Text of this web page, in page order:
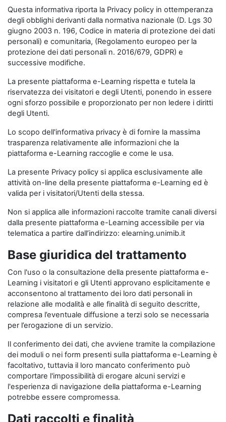
Questa informativa riporta la Privacy policy in ottemperanza
degli obblighi derivanti dalla normativa nazionale (D. Lgs 30
giugno 2003 n. 196, Codice in materia di protezione dei dati
personali) e comunitaria, (Regolamento europeo per la
protezione dei dati personali n. 2016/679, GDPR) e
successive modifiche.
La presente piattaforma e-Learning rispetta e tutela la
riservatezza dei visitatori e degli Utenti, ponendo in essere
ogni sforzo possibile e proporzionato per non ledere i diritti
degli Utenti.
Lo scopo dell'informativa privacy è di fornire la massima
trasparenza relativamente alle informazioni che la
piattaforma e-Learning raccoglie e come le usa.
La presente Privacy policy si applica esclusivamente alle
attività on-line della presente piattaforma e-Learning ed è
valida per i visitatori/Utenti della stessa.
Non si applica alle informazioni raccolte tramite canali diversi
dalla presente piattaforma e-Learning accessibile per via
telematica a partire dall’indirizzo: elearning.unimib.it
Base giuridica del trattamento
Con l'uso o la consultazione della presente piattaforma e-
Learning i visitatori e gli Utenti approvano esplicitamente e
acconsentono al trattamento dei loro dati personali in
relazione alle modalità e alle finalità di seguito descritte,
compresa l’eventuale diffusione a terzi solo se necessaria
per l’erogazione di un servizio.
Il conferimento dei dati, che avviene tramite la compilazione
dei moduli o nei form presenti sulla piattaforma e-Learning è
facoltativo, tuttavia il loro mancato conferimento può
comportare l'impossibilità di erogare alcuni servizi e
l'esperienza di navigazione della piattaforma e-Learning
potrebbe essere compromessa.
Dati raccolti e finalità